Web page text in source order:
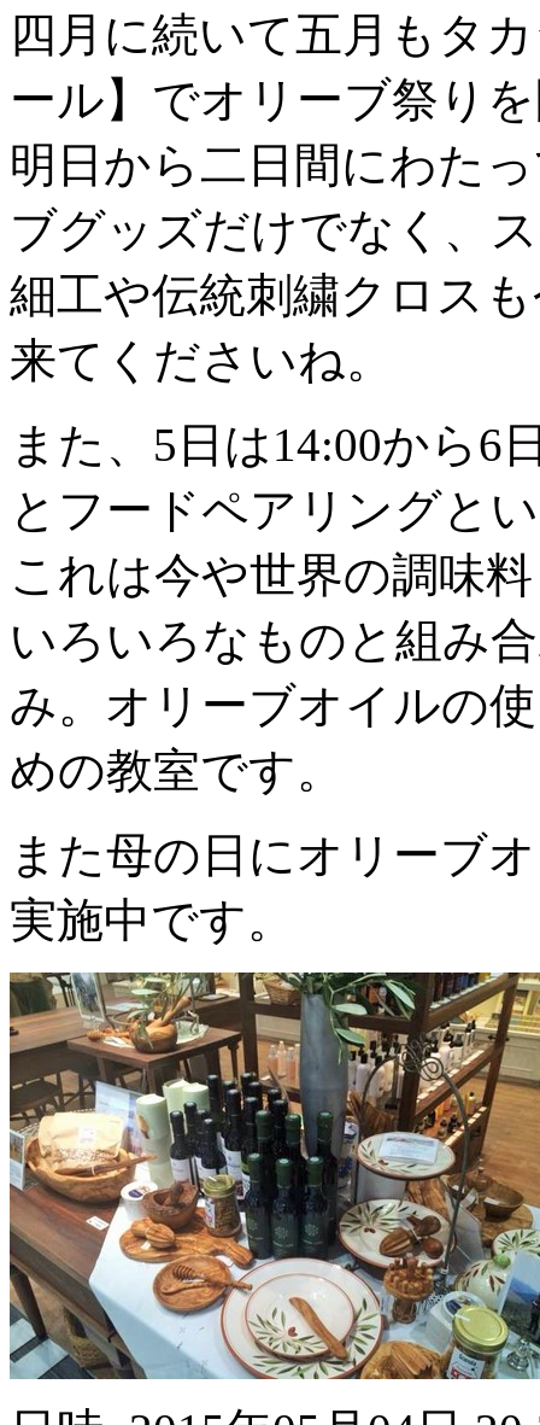
四月に続いて五月もタ
ール】でオリーブ祭り
明日から二日間にわた
ブグッズだけでなく、
細工や伝統刺繍クロス
来てくださいね。
また、5日は14:00から6
とフードペアリングと
これは今や世界の調味
いろいろなものと組み
み。オリーブオイルの
めの教室です。
また母の日にオリーブ
実施中です。